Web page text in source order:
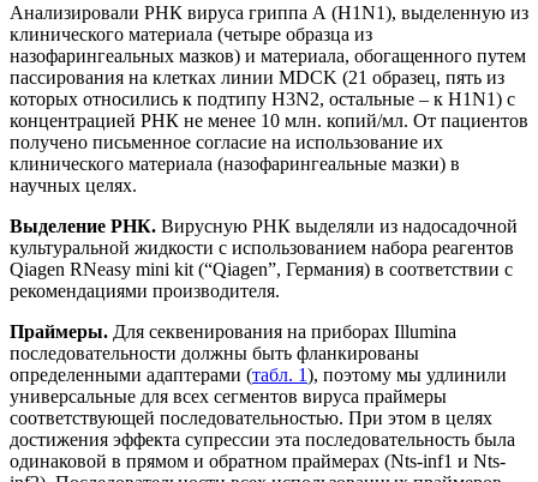
Анализировали РНК вируса гриппа А (H1N1), выделенную из
клинического материала (четыре образца из
назофарингеальных мазков) и материала, обогащенного путем
пассирования на клетках линии MDCK (21 образец, пять из
которых относились к подтипу H3N2, остальные – к H1N1) с
концентрацией РНК не менее 10 млн. копий/мл. От пациентов
получено письменное согласие на использование их
клинического материала (назофарингеальные мазки) в
научных целях.
Выделение РНК. Вирусную РНК выделяли из надосадочной
культуральной жидкости с использованием набора реагентов
Qiagen RNeasy mini kit (“Qiagen”, Германия) в соответствии с
рекомендациями производителя.
Праймеры. Для секвенирования на приборах Illumina
последовательности должны быть фланкированы
определенными адаптерами (табл. 1), поэтому мы удлинили
универсальные для всех сегментов вируса праймеры
соответствующей последовательностью. При этом в целях
достижения эффекта супрессии эта последовательность была
одинаковой в прямом и обратном праймерах (Nts-inf1 и Nts-